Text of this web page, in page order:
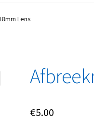
ShopLens
€5.00